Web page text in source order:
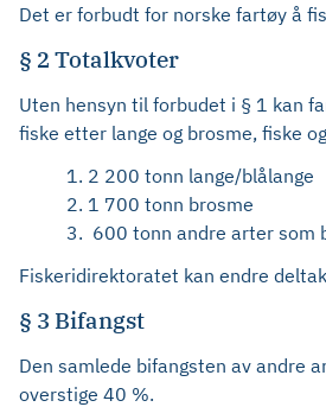
Det er forbudt for norske fartøy å
§ 2 Totalkvoter
Uten hensyn til forbudet i § 1 kan
fiske etter lange og brosme, fiske
1. 2 200 tonn lange/blålange
2. 1 700 tonn brosme
3. 600 tonn andre arter som
Fiskeridirektoratet kan endre
§ 3 Bifangst
Den samlede bifangsten av andre
overstige 40 %.